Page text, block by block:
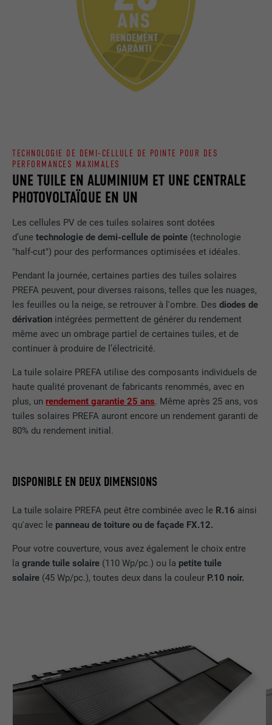
UNE TUILE EN ALUMINIUM ET UNE CENTRALE
PHOTOVOLTAÏQUE EN UN
TECHNOLOGIE DE DEMI-CELLULE DE POINTE POUR DES
PERFORMANCES MAXIMALES
Les cellules PV de ces tuiles solaires sont dotées
d’une technologie de demi-cellule de pointe (technologie
"half-cut") pour des performances optimisées et idéales.
Pendant la journée, certaines parties des tuiles solaires
PREFA peuvent, pour diverses raisons, telles que les nuages,
les feuilles ou la neige, se retrouver à l'ombre. Desdiodes de
dérivation intégrées permettent de générer du rendement
même avec un ombrage partiel de certaines tuiles, et de
continuer à produire de l’électricité.
La tuile solaire PREFA utilise des composants individuels de
haute qualité provenant de fabricants renommés, avec en
plus, un rendement garantie 25 ans. Même après 25 ans, vos
tuiles solaires PREFA auront encore un rendement garanti de
80% du rendement initial.
DISPONIBLE EN DEUX DIMENSIONS
La tuile solaire PREFA peut être combinée avec le R.16 ainsi
qu'avec le panneau de toiture ou de façade FX.12.
Pour votre couverture, vous avez également le choix entre
lagrande tuile solaire (110 Wp/pc.) ou la petite tuile
solaire (45 Wp/pc.), toutes deux dans la couleur P.10 noir.